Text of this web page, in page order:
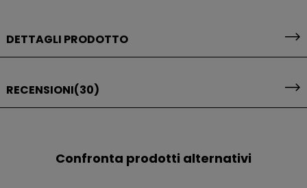
DETTAGLI PRODOTTO
RECENSIONI(30)
Confronta prodotti alternativi